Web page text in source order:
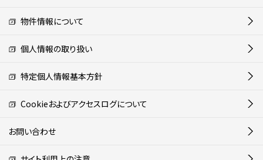
物件情報について
個人情報の取り扱い
特定個人情報基本方針
Cookieおよびアクセスログについて
お問い合わせ